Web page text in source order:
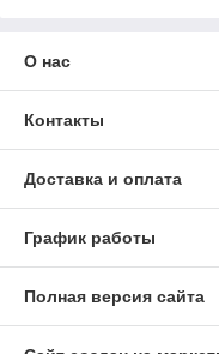
О нас
Контакты
Доставка и оплата
График работы
Полная версия сайта